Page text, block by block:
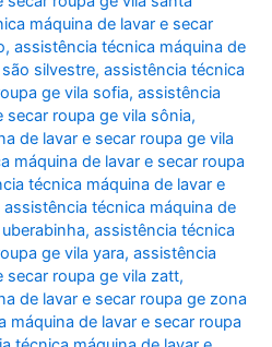
máquina de lavar e secar
,assistência técnica máquina de
silvestre,assistência técnica
ge vila sofia,assistência
secar roupa ge vila sônia,
de lavar e secar roupa ge vila
máquina de lavar e secar roupa
técnica máquina de lavar e
assistência técnica máquina de
,assistência técnica
ge vila yara,assistência
secar roupa ge vila zatt,
de lavar e secar roupa ge zona
máquina de lavar e secar roupa